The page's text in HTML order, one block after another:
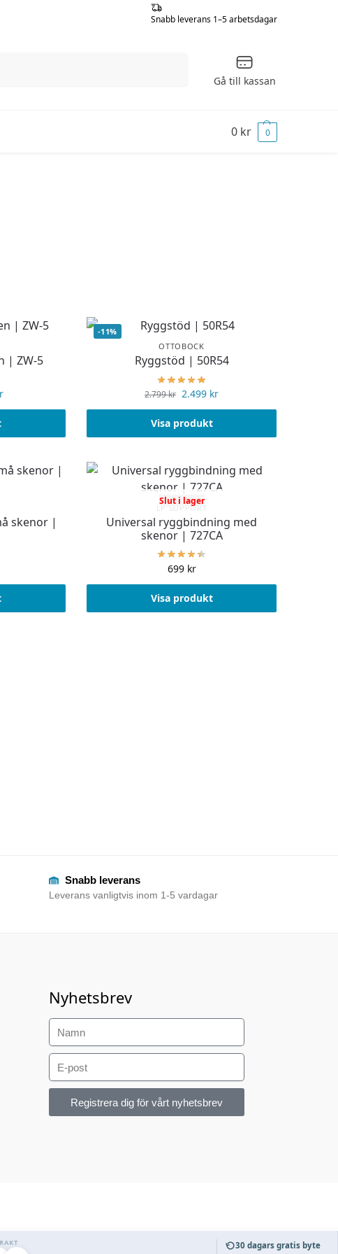
Snabb leverans 1–5 arbetsdagar
Gå till kassan
0 kr 0
| ZW-5
-11%
OTTOBOCK
Ryggstöd | 50R54
2.799kr 2.499 kr
Visa produkt
skenor |
Slut i lager
LP SUPPORT
Universal ryggbindning med
skenor | 727CA
699 kr
Visa produkt
Snabb leverans
Leverans vanligtvis inom 1-5 vardagar
Nyhetsbrev
Registrera dig för vårt nyhetsbrev
30 dagars gratis byte